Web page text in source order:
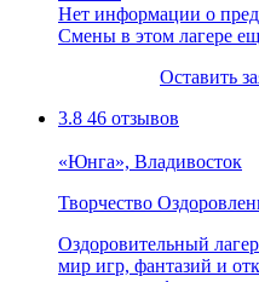
Нет информации о
Смены в этом лагере
Оставить
3.8 46 отзывов
«Юнга», Владивосток
Творчество
Оздоровительный
мир игр, фантазий и